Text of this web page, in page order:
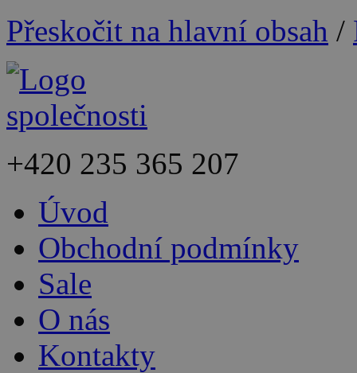
Přeskočit na hlavní obsah /
+420 235 365 207
Úvod
Obchodní podmínky
Sale
O nás
Kontakty